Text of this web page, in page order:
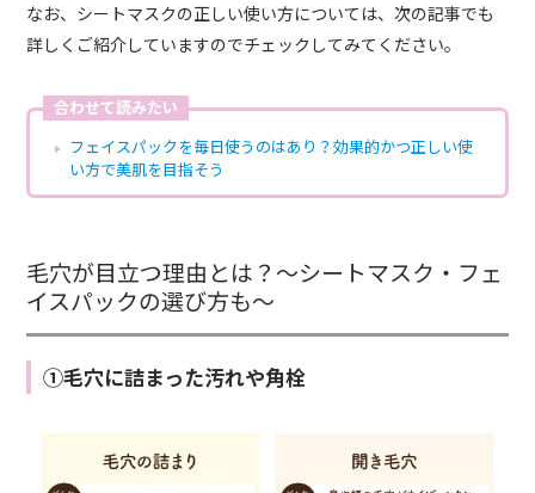
なお、シートマスクの正しい使い方については、次の記事でも
詳しくご紹介していますのでチェックしてみてください。
合わせて読みたい
フェイスパックを毎日使うのはあり？効果的かつ正しい使
い方で美肌を目指そう
毛穴が目立つ理由とは？～シートマスク・フェ
イスパックの選び方も～
①毛穴に詰まった汚れや角栓